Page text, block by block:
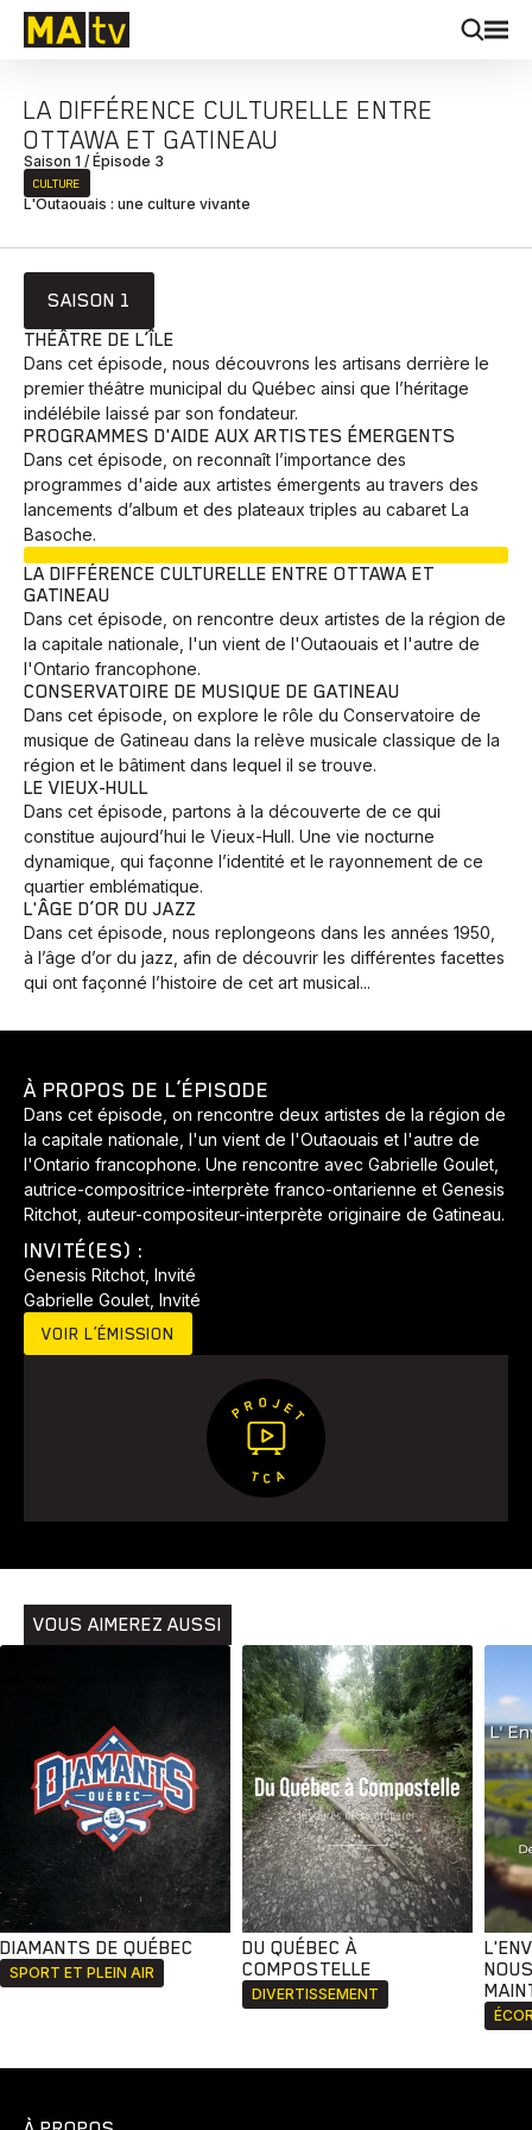
Animaux Avenir
Développement Histoires Pêche Santé Sport
LA DIFFÉRENCE CULTURELLE ENTRE
OTTAWA ET GATINEAU
Saison 1 / Épisode 3
CULTURE
L'Outaouais : une culture vivante
SAISON 1
THÉÂTRE DE L’ÎLE
Dans cet épisode, nous découvrons les artisans derrière le
premier théâtre municipal du Québec ainsi que l’héritage
indélébile laissé par son fondateur.
PROGRAMMES D'AIDE AUX ARTISTES ÉMERGENTS
Dans cet épisode, on reconnaît l’importance des
programmes d'aide aux artistes émergents au travers des
lancements d’album et des plateaux triples au cabaret La
Basoche.
LA DIFFÉRENCE CULTURELLE ENTRE OTTAWA ET
GATINEAU
Dans cet épisode, on rencontre deux artistes de la région de
la capitale nationale, l'un vient de l'Outaouais et l'autre de
l'Ontario francophone.
CONSERVATOIRE DE MUSIQUE DE GATINEAU
Dans cet épisode, on explore le rôle du Conservatoire de
musique de Gatineau dans la relève musicale classique de la
région et le bâtiment dans lequel il se trouve.
LE VIEUX-HULL
Dans cet épisode, partons à la découverte de ce qui
constitue aujourd’hui le Vieux-Hull. Une vie nocturne
dynamique, qui façonne l’identité et le rayonnement de ce
quartier emblématique.
L'ÂGE D’OR DU JAZZ
Dans cet épisode, nous replongeons dans les années 1950,
à l’âge d’or du jazz, afin de découvrir les différentes facettes
qui ont façonné l’histoire de cet art musical...
À PROPOS DE L’ÉPISODE
Dans cet épisode, on rencontre deux artistes de la région de
la capitale nationale, l'un vient de l'Outaouais et l'autre de
l'Ontario francophone. Une rencontre avec Gabrielle Goulet,
autrice-compositrice-interprète franco-ontarienne et Genesis
Ritchot, auteur-compositeur-interprète originaire de Gatineau.
INVITÉ(ES) :
Genesis Ritchot, Invité
Gabrielle Goulet, Invité
VOIR L’ÉMISSION
VOUS AIMEREZ AUSSI
DIAMANTS DE QUÉBEC
SPORT ET PLEIN AIR
DU QUÉBEC À
COMPOSTELLE
DIVERTISSEMENT